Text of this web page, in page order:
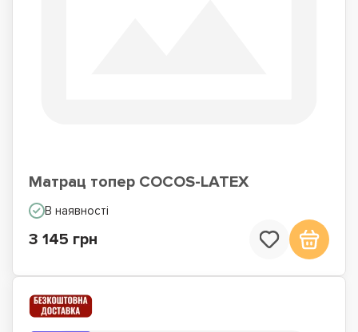
Матрац топер COCOS-LATEX
В наявності
3 145 грн